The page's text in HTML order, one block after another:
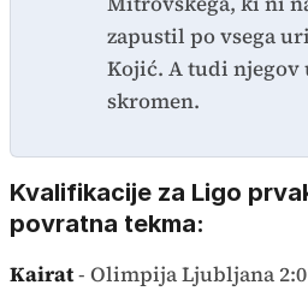
zapustil po vsega
Kojić. A tudi njegov
skromen.
Kvalifikacije za Ligo
povratna tekma:
Kairat- Olimpija Ljubljana 2:0